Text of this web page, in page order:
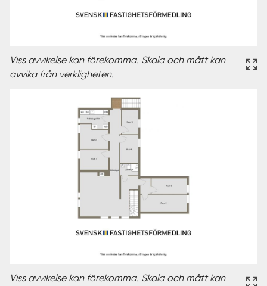
Viss avvikelse kan förekomma. Skala och mått kan
avvika från verkligheten.
Viss avvikelse kan förekomma. Skala och mått kan